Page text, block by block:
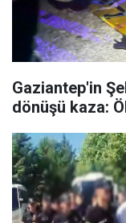
Gaziantep'in
dönüşü kaza: